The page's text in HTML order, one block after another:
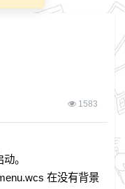
1583
。
在没有背景